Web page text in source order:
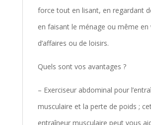
force tout en lisant, en regardant
en faisant le ménage ou même en
d’affaires ou de loisirs.
Quels sont vos avantages ?
– Exerciseur abdominal pour
musculaire et la perte de poids ;
entraîneur musculaire peut vous